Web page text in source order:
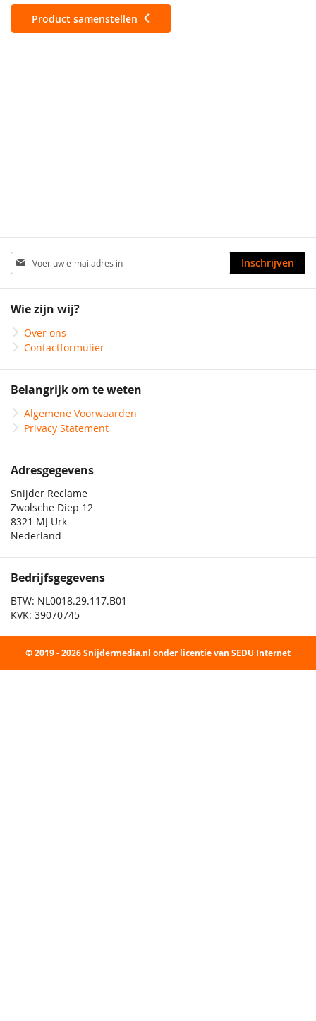
Product samenstellen
Abonneer
u
op
nieuwsbrief
Inschrijven
Wie zijn wij?
Over ons
Contactformulier
Belangrijk om te weten
Algemene Voorwaarden
Privacy Statement
Adresgegevens
Snijder Reclame
Zwolsche Diep 12
8321 MJ Urk
Nederland
Bedrijfsgegevens
BTW: NL0018.29.117.B01
KVK: 39070745
© 2019 - 2026 Snijdermedia.nl onder licentie van SEDU Internet